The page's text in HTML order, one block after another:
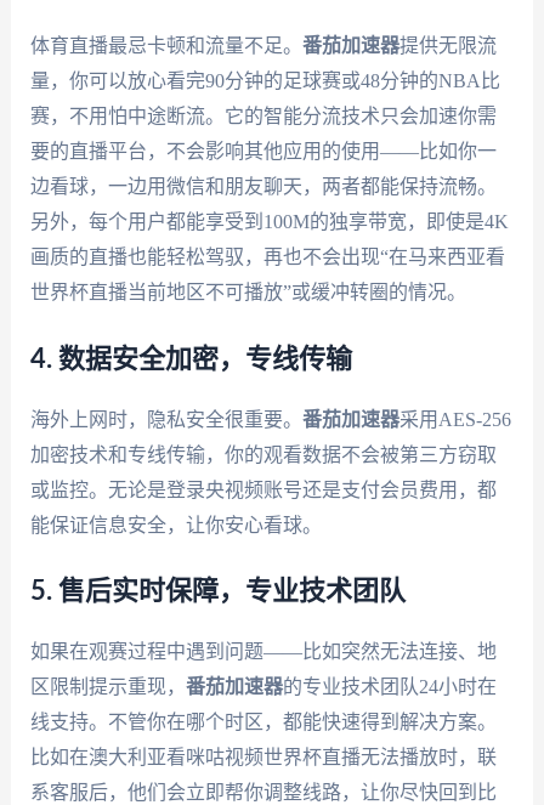
体育直播最忌卡顿和流量不足。 番茄加速器提供无限流
量，你可以放心看完90分钟的足球赛或48分钟的NBA比
赛，不用怕中途断流。它的智能分流技术只会加速你需
要的直播平台，不会影响其他应用的使用——比如你一
边看球，一边用微信和朋友聊天，两者都能保持流畅。
另外，每个用户都能享受到100M的独享带宽，即使是4K
画质的直播也能轻松驾驭，再也不会出现“在马来西亚看
世界杯直播当前地区不可播放”或缓冲转圈的情况。
4. 数据安全加密，专线传输
海外上网时，隐私安全很重要。 番茄加速器采用AES-256
加密技术和专线传输，你的观看数据不会被第三方窃取
或监控。无论是登录央视频账号还是支付会员费用，都
能保证信息安全，让你安心看球。
5. 售后实时保障，专业技术团队
如果在观赛过程中遇到问题——比如突然无法连接、地
区限制提示重现， 番茄加速器的专业技术团队24小时在
线支持。不管你在哪个时区，都能快速得到解决方案。
比如在澳大利亚看咪咕视频世界杯直播无法播放时，联
系客服后，他们会立即帮你调整线路，让你尽快回到比